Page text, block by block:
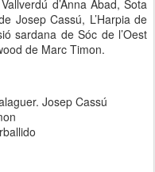
d’Anna Abad, Sota
Josep Cassú, L’Harpia de
sardana de Sóc de l’Oest
de Marc Timon.
Josep Cassú